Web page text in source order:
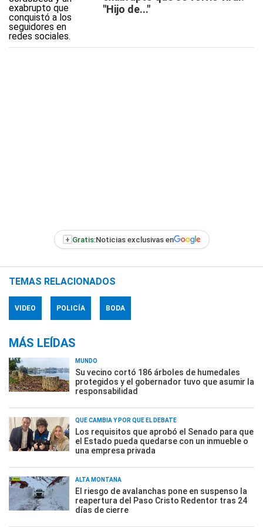
"Hijo de..."
+ Gratis:Noticias exclusivas en
TEMAS RELACIONADOS
VIDEO POLICÍA BODA
MÁS LEÍDAS
MUNDO
Su vecino cortó 186 árboles de humedales
protegidos y el gobernador tuvo que asumir la
responsabilidad
QUÉ CAMBIA Y POR QUÉ EL DEBATE
Los requisitos que aprobó el Senado para que
el Estado pueda quedarse con un inmueble o
una empresa privada
ALTA MONTAÑA
El riesgo de avalanchas pone en suspenso la
reapertura del Paso Cristo Redentor tras 24
días de cierre